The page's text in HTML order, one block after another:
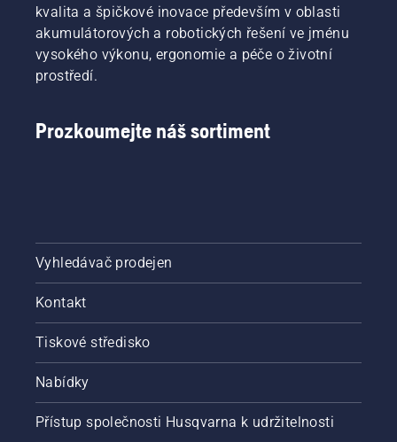
kvalita a špičkové inovace především v oblasti
akumulátorových a robotických řešení ve jménu
vysokého výkonu, ergonomie a péče o životní
prostředí.
Prozkoumejte náš sortiment
Vyhledávač prodejen
Kontakt
Tiskové středisko
Nabídky
Přístup společnosti Husqvarna k udržitelnosti